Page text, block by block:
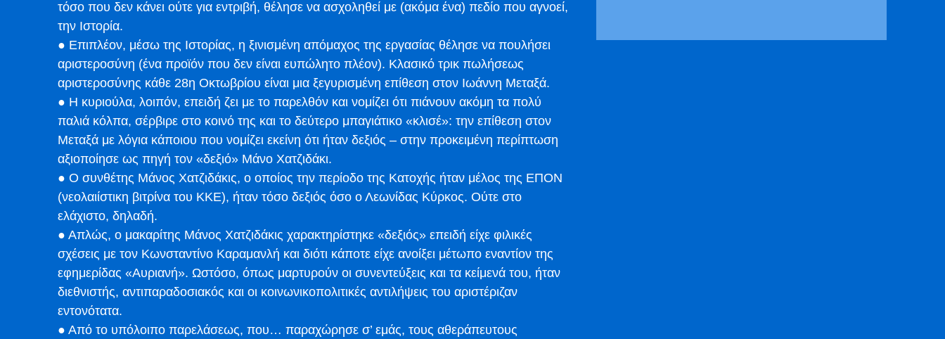
τόσο που δεν κάνει ούτε για εντριβή, θέλησε να ασχοληθεί με (ακόμα ένα) πεδίο που αγνοεί,
την Ιστορία.
● Επιπλέον, μέσω της Ιστορίας, η ξινισμένη απόμαχος της εργασίας θέλησε να πουλήσει
αριστεροσύνη (ένα προϊόν που δεν είναι ευπώλητο πλέον). Κλασικό τρικ πωλήσεως
αριστεροσύνης κάθε 28η Οκτωβρίου είναι μια ξεγυρισμένη επίθεση στον Ιωάννη Μεταξά.
● Η κυριούλα, λοιπόν, επειδή ζει με το παρελθόν και νομίζει ότι πιάνουν ακόμη τα πολύ
παλιά κόλπα, σέρβιρε στο κοινό της και το δεύτερο μπαγιάτικο «κλισέ»: την επίθεση στον
Μεταξά με λόγια κάποιου που νομίζει εκείνη ότι ήταν δεξιός – στην προκειμένη περίπτωση
αξιοποίησε ως πηγή τον «δεξιό» Μάνο Χατζιδάκι.
● Ο συνθέτης Μάνος Χατζιδάκις, ο οποίος την περίοδο της Κατοχής ήταν μέλος της ΕΠΟΝ
(νεολαιίστικη βιτρίνα του ΚΚΕ), ήταν τόσο δεξιός όσο ο Λεωνίδας Κύρκος. Ούτε στο
ελάχιστο, δηλαδή.
● Απλώς, ο μακαρίτης Μάνος Χατζιδάκις χαρακτηρίστηκε «δεξιός» επειδή είχε φιλικές
σχέσεις με τον Κωνσταντίνο Καραμανλή και διότι κάποτε είχε ανοίξει μέτωπο εναντίον της
εφημερίδας «Αυριανή». Ωστόσο, όπως μαρτυρούν οι συνεντεύξεις και τα κείμενά του, ήταν
διεθνιστής, αντιπαραδοσιακός και οι κοινωνικοπολιτικές αντιλήψεις του αριστέριζαν
εντονότατα.
● Από το υπόλοιπο παρελάσεως, που… παραχώρησε σ’ εμάς, τους αθεράπευτους